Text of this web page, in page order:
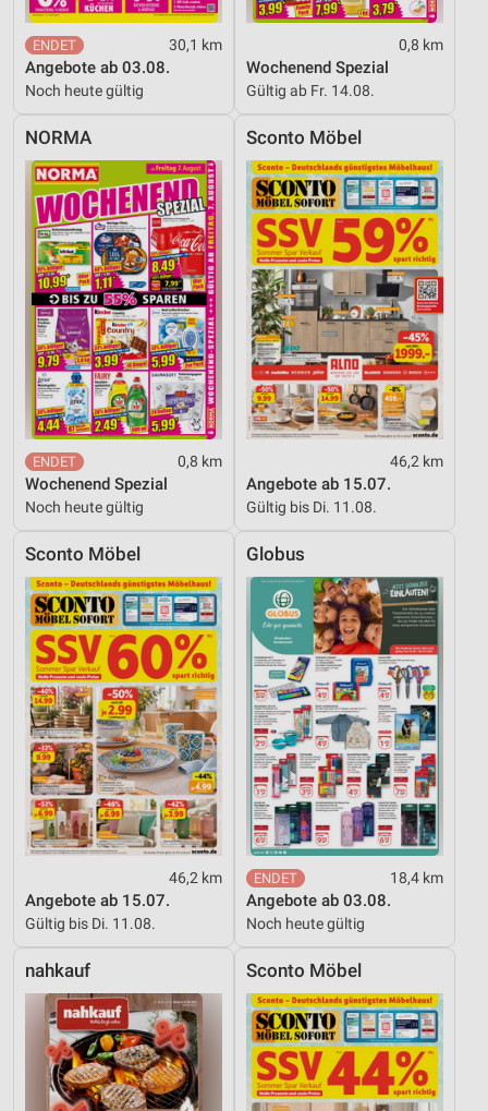
30,1 km
Angebote ab 03.08.
Noch heute gültig
0,8 km
Wochenend Spezial
Gültig ab Fr. 14.08.
NORMA
0,8 km
Wochenend Spezial
Noch heute gültig
Sconto Möbel
46,2 km
Angebote ab 15.07.
Gültig bis Di. 11.08.
Sconto Möbel
46,2 km
Angebote ab 15.07.
Gültig bis Di. 11.08.
Globus
18,4 km
Angebote ab 03.08.
Noch heute gültig
nahkauf Sconto Möbel